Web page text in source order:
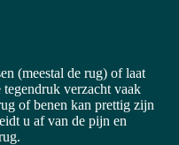
(meestal de rug) of laat
verzacht vaak
of benen kan prettig zijn
u af van de pijn en